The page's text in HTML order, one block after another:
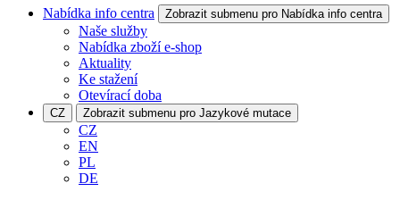
Nabídka info centra Zobrazit submenu pro Nabídka info centra
Naše služby
Nabídka zboží e-shop
Aktuality
Ke stažení
Otevírací doba
CZ Zobrazit submenu pro Jazykové mutace
CZ
EN
PL
DE